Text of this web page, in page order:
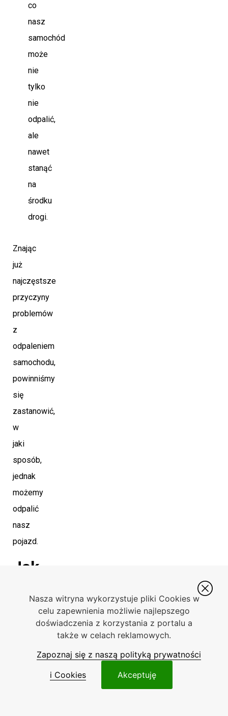
co
nasz
samochód
może
nie
tylko
nie
odpalić,
ale
nawet
stanąć
na
środku
drogi.
Znając
już
najczęstsze
przyczyny
problemów
z
odpaleniem
samochodu,
powinniśmy
się
zastanowić,
w
jaki
sposób,
jednak
możemy
odpalić
nasz
pojazd.
Jak
samochód
„na
zimą?
Nasza witryna wykorzystuje pliki Cookies w
celu zapewnienia możliwie najlepszego
doświadczenia z korzystania z portalu a
także w celach reklamowych.
Zapoznaj się z naszą polityką prywatności
i Cookies
Akceptuję